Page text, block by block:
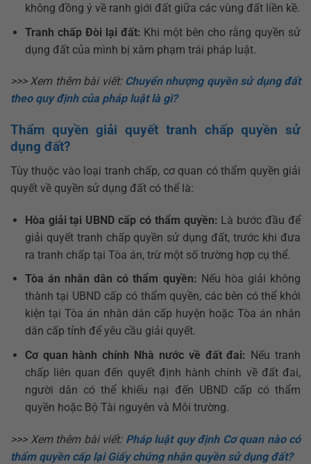
không đồng ý về ranh giới đất giữa các vùng đất liền kề.
Tranh chấp Đòi lại đất: Khi một bên cho rằng quyền sử
dụng đất của mình bị xâm phạm trái pháp luật.
>>> Xem thêm bài viết: Chuyển nhượng quyền sử dụng đất
theo quy định của pháp luật là gì?
Thẩm quyền giải quyết tranh chấp quyền sử
dụng đất?
Tùy thuộc vào loại tranh chấp, cơ quan có thẩm quyền giải
quyết về quyền sử dụng đất có thể là:
Hòa giải tại UBND cấp có thẩm quyền: Là bước đầu để
giải quyết tranh chấp quyền sử dụng đất, trước khi đưa
ra tranh chấp tại Tòa án, trừ một số trường hợp cụ thể.
Tòa án nhân dân có thẩm quyền: Nếu hòa giải không
thành tại UBND cấp có thẩm quyền, các bên có thể khởi
kiện tại Tòa án nhân dân cấp huyện hoặc Tòa án nhân
dân cấp tỉnh để yêu cầu giải quyết.
Cơ quan hành chính Nhà nước về đất đai: Nếu tranh
chấp liên quan đến quyết định hành chính về đất đai,
người dân có thể khiếu nại đến UBND cấp có thẩm
quyền hoặc Bộ Tài nguyên và Môi trường.
>>> Xem thêm bài viết: Pháp luật quy định Cơ quan nào có
thẩm quyền cấp lại Giấy chứng nhận quyền sử dụng đất?